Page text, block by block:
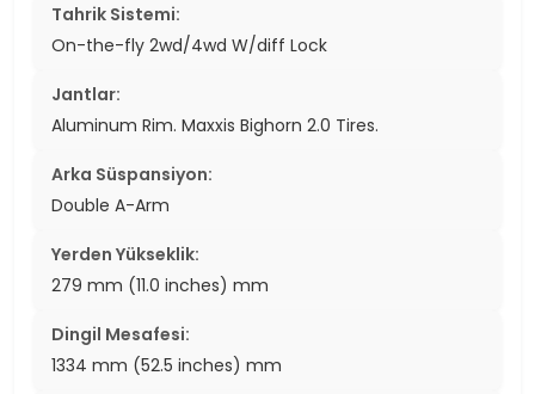
Tahrik Sistemi:
On-the-fly 2wd/4wd W/diff Lock
Jantlar:
Aluminum Rim. Maxxis Bighorn 2.0 Tires.
Arka Süspansiyon:
Double A-Arm
Yerden Yükseklik:
279 mm (11.0 inches) mm
Dingil Mesafesi:
1334 mm (52.5 inches) mm